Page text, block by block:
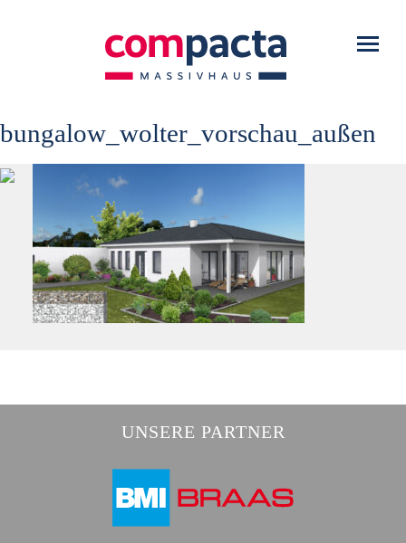
HAUSTYPEN
KONTAKT
bungalow_wolter_vorschau_außen
UNSERE PARTNER